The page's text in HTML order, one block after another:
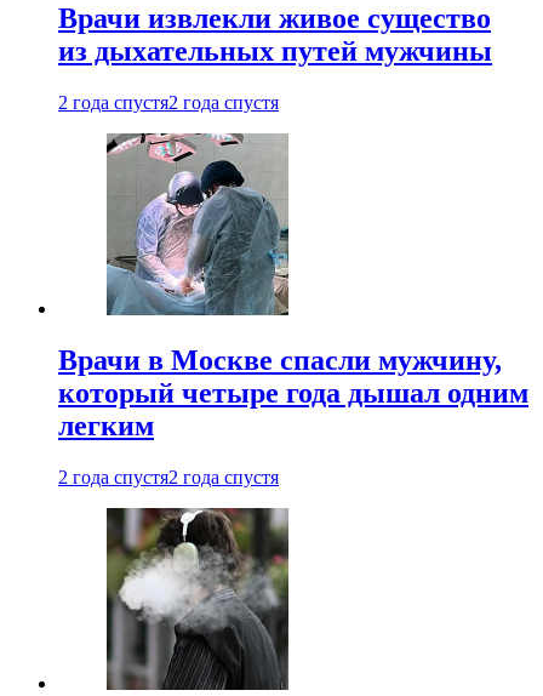
Врачи извлекли живое существо
из дыхательных путей мужчины
2 года спустя2 года спустя
Врачи в Москве спасли мужчину,
который четыре года дышал одним
легким
2 года спустя2 года спустя